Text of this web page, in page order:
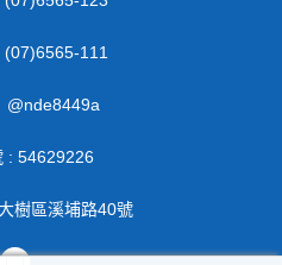
111
@nde8449a
: 54629226
樹區溪埔路40號